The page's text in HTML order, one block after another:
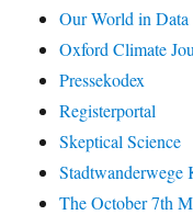
Our World in
Oxford Climate
Pressekodex
Registerportal
Skeptical Science
Stadtwanderwege
The October 7th